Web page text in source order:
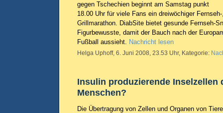
gegen Tschechien beginnt am Samstag punkt
18.00 Uhr für viele Fans ein dreiwöchiger
Grillmarathon. DiabSite bietet gesunde Fernseh-
Figurbewusste, damit der Bauch nach der
Fußball aussieht. Nachricht lesen
Helga Uphoff, 6. Juni 2008, 23.53 Uhr, Kategorie:
Insulin produzierende Inselzellen
Menschen?
Die Übertragung von Zellen und Organen von